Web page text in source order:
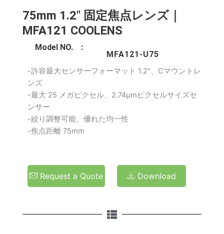
75mm 1.2" 固定焦点レンズ｜
MFA121 COOLENS
Model NO. :
MFA121-U75
-許容最大センサーフォーマット 1.2"、Cマウントレ
ンズ
-最大 25 メガピクセル、2.74μmピクセルサイズセ
ンサー
-絞り調整可能、優れた均一性
-焦点距離 75mm
Request a Quote Download